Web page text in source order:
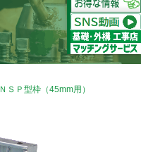
ＮＳＰ型枠（45mm用）